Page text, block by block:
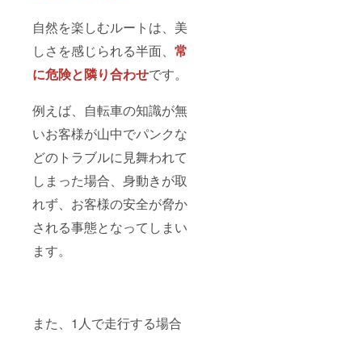
自然を楽しむルートは、美
しさを感じられる半面、 常
に危険と隣り合わせです。
例えば、自転車の知識が無
いお客様が山中でパンクな
どのトラブルに見舞われて
しまった場合、身動きが取
れず、お客様の安全が脅か
される事態となってしまい
ます。
また、1人で走行する場合